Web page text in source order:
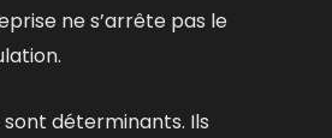
ne s’arrête pas le
déterminants. Ils